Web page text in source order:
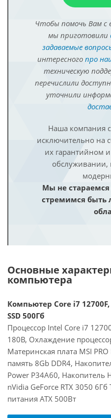
Чтобы помочь Вам с
мы приготовили
задаваемые
интересного про
техническую
перечислили
уточнили
Наша компания
исключительно на
их гарантийном
обслуживании,
Мы не
стремимся быть
Основные
компьютера
Компьютер Core i7 12700F,
SSD 500Гб
Процессор Intel Core i7
180В, Охлаждение
Материнская плата MSI
память 8Gb DDR4,
Power P34A60, Накопитель
nVidia GeForce RTX 3050
питания ATX 500Вт